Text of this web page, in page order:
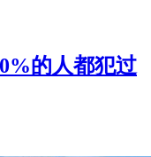
的人都犯过